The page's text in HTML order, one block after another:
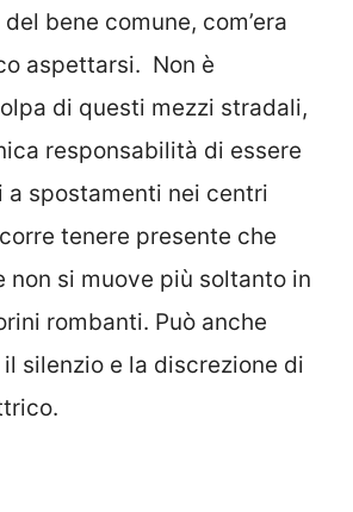
bene comune, com’era
aspettarsi. Non è
di questi mezzi stradali,
responsabilità di essere
a spostamenti nei centri
tenere presente che
non si muove più soltanto in
rombanti. Può anche
silenzio e la discrezione di